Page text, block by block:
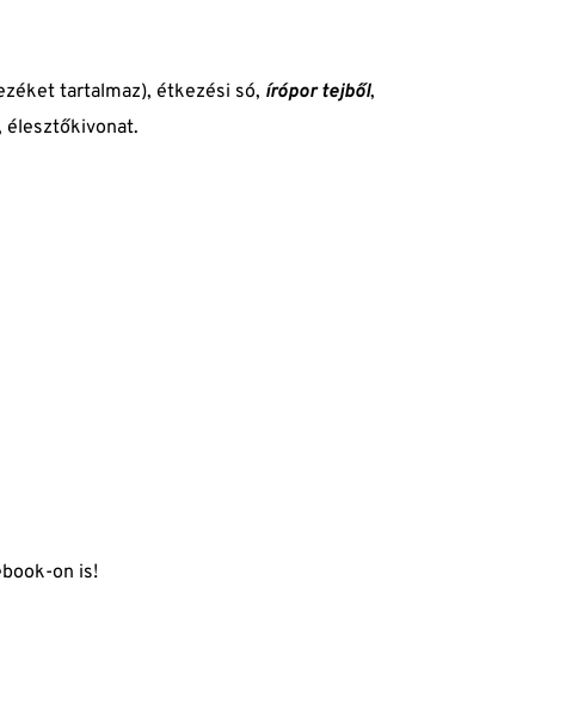
tartalmaz), étkezési só, írópor tejből,
élesztőkivonat.
-on is!